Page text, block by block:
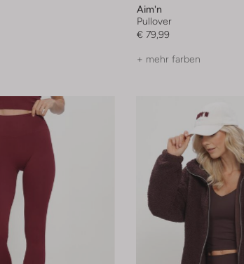
Aim'n
Pullover
€ 79,99
+ mehr farben